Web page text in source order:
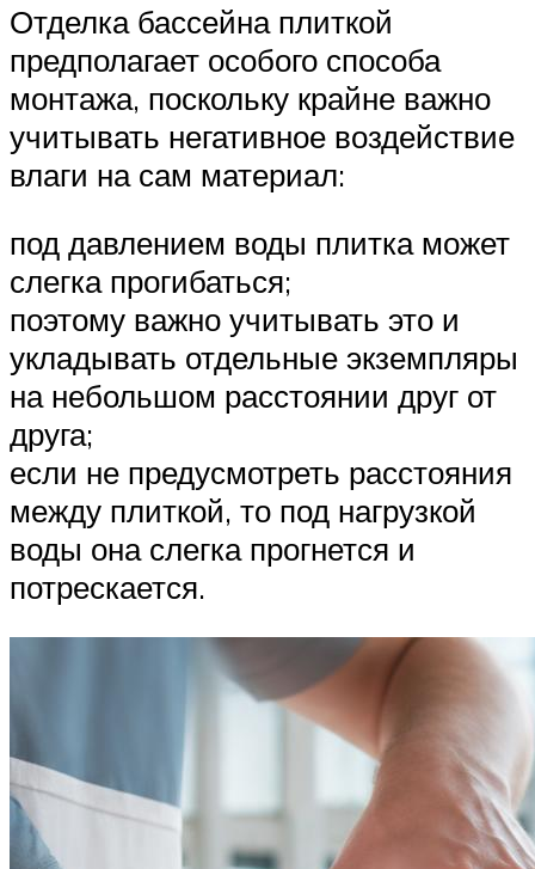
Отделка бассейна плиткой
предполагает особого способа
монтажа, поскольку крайне важно
учитывать негативное воздействие
влаги на сам материал:
под давлением воды плитка может
слегка прогибаться;
поэтому важно учитывать это и
укладывать отдельные экземпляры
на небольшом расстоянии друг от
друга;
если не предусмотреть расстояния
между плиткой, то под нагрузкой
воды она слегка прогнется и
потрескается.